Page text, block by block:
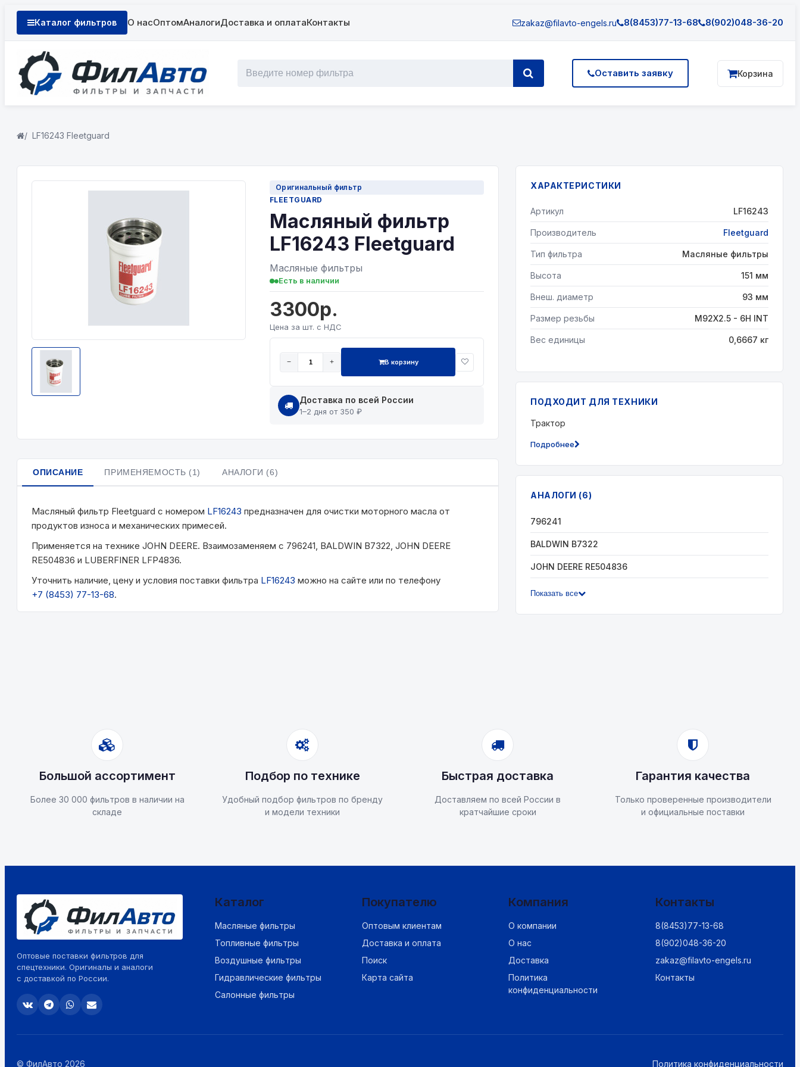
Каталог фильтров О насОптомАналогиДоставка и оплатаКонтакты zakaz@filavto-engels.ru 8(8453)77-13-68 8(902)048-36-20
Оставить заявку Корзина
LF16243 Fleetguard
Оригинальный фильтр
FLEETGUARD
Масляный фильтр
LF16243 Fleetguard
Масляные фильтры
Есть в наличии
3300р.
Цена за шт. с НДС
− + В корзину
Доставка по всей России
1–2 дня от 350 ₽
ОПИСАНИЕ ПРИМЕНЯЕМОСТЬ (1) АНАЛОГИ (6)
Масляный фильтр Fleetguard с номером LF16243 предназначен для очистки моторного масла от
продуктов износа и механических примесей.
Применяется на технике JOHN DEERE. Взаимозаменяем с 796241, BALDWIN B7322, JOHN DEERE
RE504836 и LUBERFINER LFP4836.
Уточнить наличие, цену и условия поставки фильтра LF16243 можно на сайте или по телефону
+7 (8453) 77-13-68.
ХАРАКТЕРИСТИКИ
Артикул LF16243
Производитель Fleetguard
Тип фильтра Масляные фильтры
Высота 151 мм
Внеш. диаметр 93 мм
Размер резьбы M92X2.5 - 6H INT
Вес единицы 0,6667 кг
ПОДХОДИТ ДЛЯ ТЕХНИКИ
Трактор
Подробнее
АНАЛОГИ (6)
796241
BALDWIN B7322
JOHN DEERE RE504836
Показать все
Большой ассортимент
Более 30 000 фильтров в наличии на
складе
Подбор по технике
Удобный подбор фильтров по бренду
и модели техники
Быстрая доставка
Доставляем по всей России в
кратчайшие сроки
Гарантия качества
Только проверенные производители
и официальные поставки
Оптовые поставки фильтров для
спецтехники. Оригиналы и аналоги
с доставкой по России.
Каталог
Масляные фильтры
Топливные фильтры
Воздушные фильтры
Гидравлические фильтры
Салонные фильтры
Покупателю
Оптовым клиентам
Доставка и оплата
Поиск
Карта сайта
Компания
О компании
О нас
Доставка
Политика
конфиденциальности
Контакты
8(8453)77-13-68
8(902)048-36-20
zakaz@filavto-engels.ru
Контакты
© ФилАвто 2026 Политика конфиденциальности